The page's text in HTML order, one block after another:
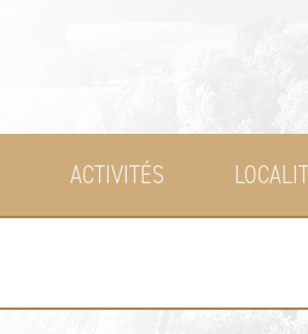
ACTIVITÉS